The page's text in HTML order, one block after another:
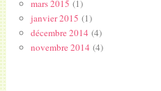
mars 2015 (1)
janvier 2015 (1)
décembre 2014(4)
novembre 2014(4)